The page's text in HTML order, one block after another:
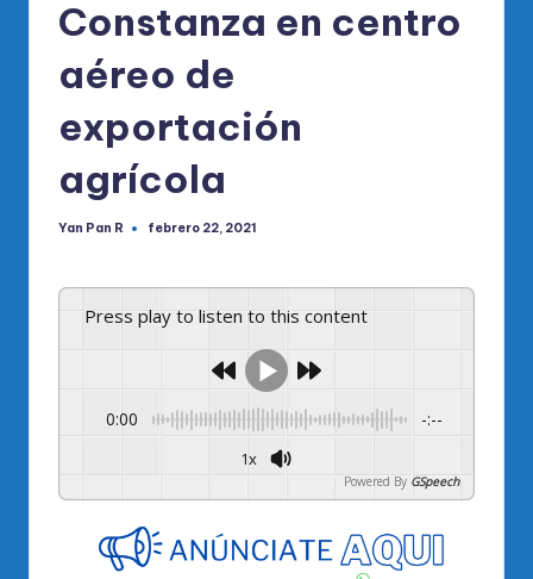
Constanza en centro
aéreo de
exportación
agrícola
Publicado
Yan Pan R febrero 22, 2021
Press play to listen to this content
0:00 -:--
1x
Powered By GSpeech